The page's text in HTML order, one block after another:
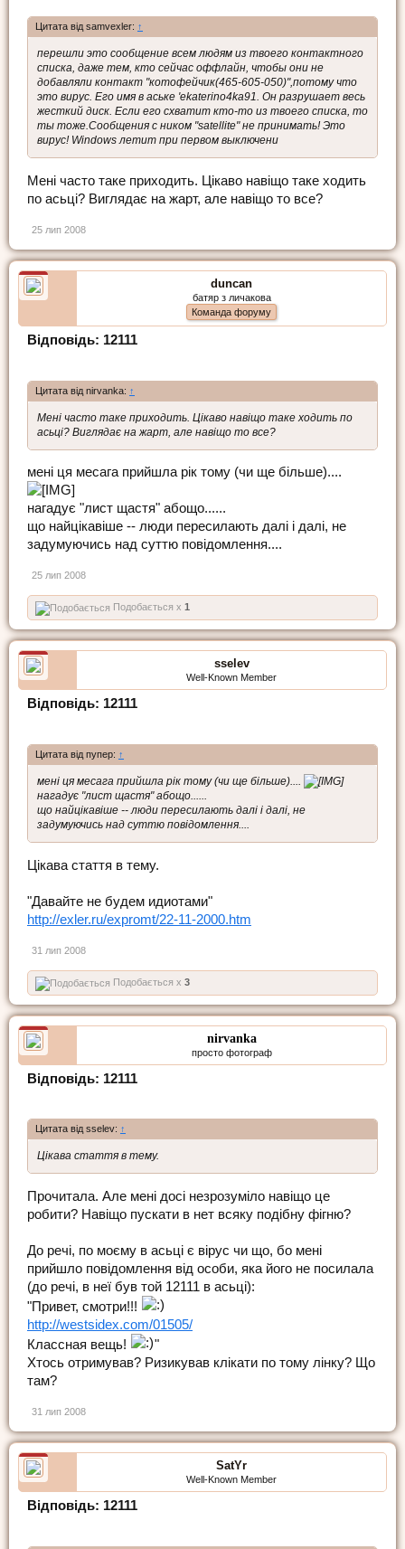
Цитата від samvexler: ↑
перешли это сообщение всем людям из твоего контактного
списка, даже тем, кто сейчас оффлайн, чтобы они не
добавляли контакт "котофейчик(465-605-050)",потому что
это вирус. Его имя в аське 'еkaterino4ka91. Он разрушает весь
жесткий диск. Если его схватит кто-то из твоего списка, то
ты тоже.Сообщения с ником "satellite" не принимать! Это
вирус! Windows летит при первом выключени
Мені часто таке приходить. Цікаво навіщо таке ходить
по асьці? Виглядає на жарт, але навіщо то все?
25 лип 2008
duncan
батяр з личакова
Команда форуму
Відповідь: 12111
Цитата від nirvanka: ↑
Мені часто таке приходить. Цікаво навіщо таке ходить по
асьці? Виглядає на жарт, але навіщо то все?
мені ця месага прийшла рік тому (чи ще більше)....
нагадує "лист щастя" абощо......
що найцікавіше -- люди пересилають далі і далі, не
задумуючись над суттю повідомлення....
25 лип 2008
Подобається x 1
sselev
Well-Known Member
Відповідь: 12111
Цитата від пупер: ↑
мені ця месага прийшла рік тому (чи ще більше)....
нагадує "лист щастя" абощо......
що найцікавіше -- люди пересилають далі і далі, не
задумуючись над суттю повідомлення....
Цікава стаття в тему.
"Давайте не будем идиотами"
http://exler.ru/expromt/22-11-2000.htm
31 лип 2008
Подобається x 3
nirvanka
просто фотограф
Відповідь: 12111
Цитата від sselev: ↑
Цікава стаття в тему.
Прочитала. Але мені досі незрозуміло навіщо це
робити? Навіщо пускати в нет всяку подібну фігню?
До речі, по моєму в асьці є вірус чи що, бо мені
прийшло повідомлення від особи, яка його не посилала
(до речі, в неї був той 12111 в асьці):
"Привет, смотри!!!
http://westsidex.com/01505/
Классная вещь!
"
Хтось отримував? Ризикував клікати по тому лінку? Що
там?
31 лип 2008
SatYr
Well-Known Member
Відповідь: 12111